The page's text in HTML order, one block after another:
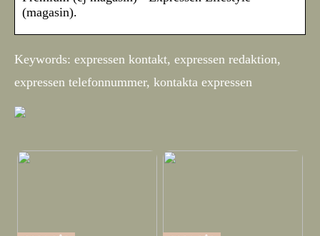
(magasin).
Keywords: expressen kontakt, expressen redaktion,
expressen telefonnummer, kontakta expressen